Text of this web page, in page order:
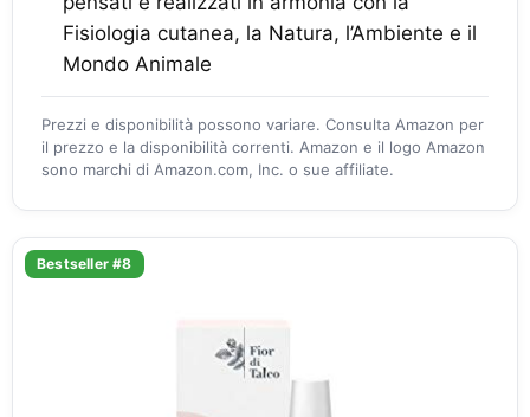
Fisiologia cutanea, la Natura, l’Ambiente e il
Mondo Animale
Prezzi e disponibilità possono variare. Consulta Amazon per
il prezzo e la disponibilità correnti. Amazon e il logo Amazon
sono marchi di Amazon.com, Inc. o sue affiliate.
Bestseller #8